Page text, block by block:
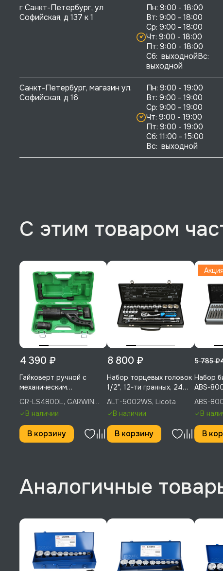
г Санкт-Петербург, ул
Софийская, д 137 к 1
Пн: 9:00 - 18:00
Вт: 9:00 - 18:00
Ср: 9:00 - 18:00
Чт: 9:00 - 18:00
Пт: 9:00 - 18:00
Сб:  выходнойВс:
выходной
Санкт-Петербург, магазин ул.
Софийская, д 16
Пн: 9:00 - 19:00
Вт: 9:00 - 19:00
Ср: 9:00 - 19:00
Чт: 9:00 - 19:00
Пт: 9:00 - 19:00
Сб: 11:00 - 15:00
Вс:  выходной
С этим товаром
4 390 ₽
Гайковерт ручной с
механическим
редуктором, 310 мм, 1:69,
4800 Нм, головки 32, 33
мм, GARWIN PRO, GR-
LS4800L
GR-LS4800L, GARWIN
PROВ наличии
В корзину
8 800 ₽
Набор торцевых головок
1/2", 12-ти гранных, 24
пр., 5/16 - 1-1/4", Licota,
ALT-5002WS
ALT-5002WS, Licota
В наличии
В корзину
Акция
5 785 ₽
Набор
ABS-
ABS-
В
В